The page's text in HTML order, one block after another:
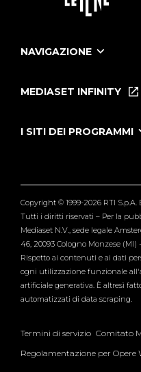
NAVIGAZIONE
Le Iene Presentano Inside
Tutti i servizi
MEDIASET INFINITY
I SITI DEI PROGRAMMI
Verissimo
Copyright © 1999-2026 RTI S.p.A.
Tutti i diritti riservati – Per la
Mediaset N.V., sede legale
46, 20093 Cologno Monzese (MI)
Rispetto ai contenuti e ai dati
ogni utilizzazione funzionale
artificiale generativa. È altresì
automatizzati di data scraping.
Termini di servizio Comitato
Regolamentazione per Opere